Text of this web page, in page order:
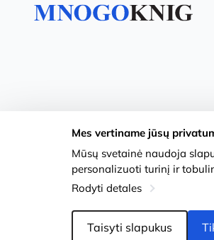
Mes vertiname jūsų
Mūsų svetainė naudoja
personalizuoti turinį ir
Rodyti detales
Taisyti slapukus